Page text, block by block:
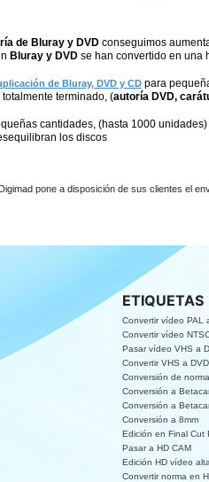
de Bluray y DVD conseguimos
Bluray y DVD se han convertido en una
de Bluray, DVD y CD para
terminado, (autoría DVD,
cantidades, (hasta 1000
los discos
Digimad pone a disposición de sus clientes el
ETIQUETAS
Convertir vídeo PAL
Convertir vídeo
Pasar vídeo VHS a
Convertir VHS a DVD
Conversión de
Conversión a
Conversión a
Conversión a 8mm
Edición en Final Cut
Pasar a HD CAM
Edición HD vídeo
Convertir norma en